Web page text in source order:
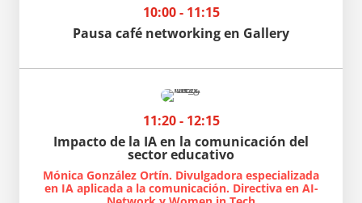
10:00 - 11:15
Pausa café networking en Gallery
11:20 - 12:15
Impacto de la IA en la comunicación del
sector educativo
Mónica González Ortín. Divulgadora especializada
en IA aplicada a la comunicación. Directiva en AI-